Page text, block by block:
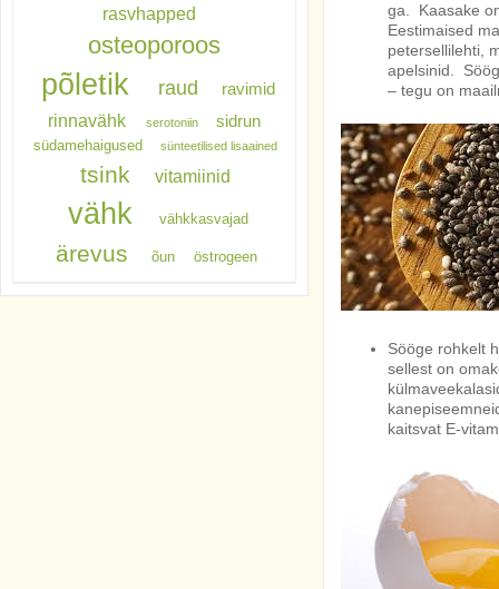
ga. Kaasake
Eestimaised
petersellilehti,
apelsinid.
– tegu on
Sööge rohkelt
sellest on
kaitsvat E-
rasvhapped
osteoporoos
põletik raud ravimid
rinnavähk serotoniin sidrun
südamehaigused sünteetilised lisaained
tsink vitamiinid
vähk vähkkasvajad
ärevus õun östrogeen